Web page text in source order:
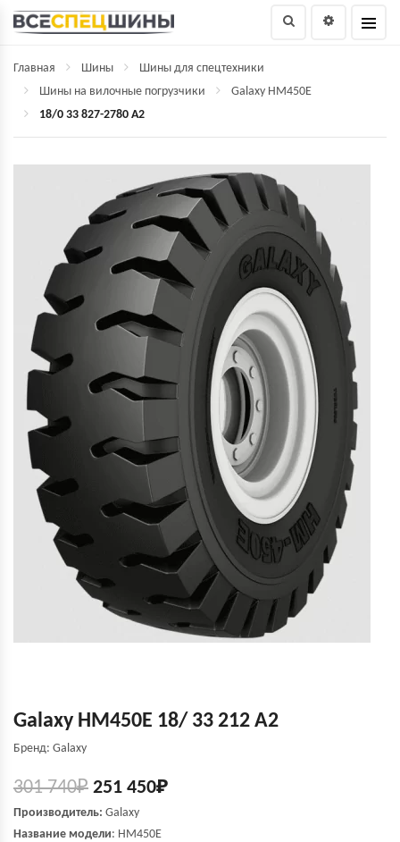
Главная Шины
Шины для спецтехники
Шины на вилочные погрузчики
Galaxy HM450E
18/0 33 827-2780 A2
Galaxy HM450E 18/ 33 212 A2
Бренд: Galaxy
301 740₽ 251 450₽
Производитель: Galaxy
Название модели: HM450E